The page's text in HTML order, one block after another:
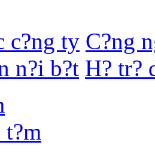
c?ng ty C?ng
n?i b?t H? tr?
t?m